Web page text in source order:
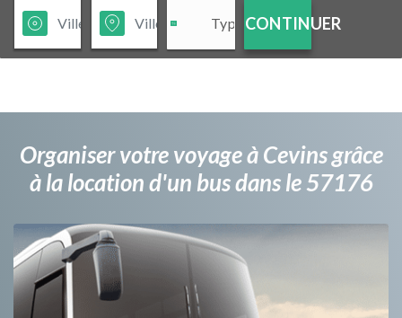
CONTINUER
Organiser votre voyage à Cevins grâce
à la location d'un bus dans le 57176